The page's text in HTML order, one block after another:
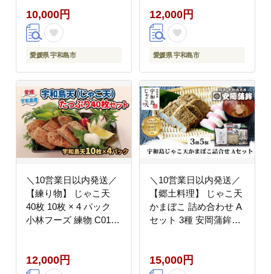
げ 冷蔵 惣菜 お弁当 フ
ライ おでん 具 出汁 だ
し 小分け 郷土料理 酒
おつまみ 肴 魚肉加工品
島 C010-046004
10,000円
愛媛県 宇和島市
惣菜 お弁当 フライ お
でん 具 出汁 だし 10枚
ずつ 小分け 郷土料理
酒 おつまみ 肴 魚肉加
宇和島産 C012-046002
12,000円
愛媛県 宇和島市
＼10営業日以内発送／
【練り物】 じゃこ天
40枚 10枚 × 4 パック
小林フーズ 練物 C012-
12,000円
＼10営業日以内発送／
【郷土料理】 じゃこ天
かまぼこ 詰め合わせ A
セット 3種 安岡蒲鉾店
020001
15,000円